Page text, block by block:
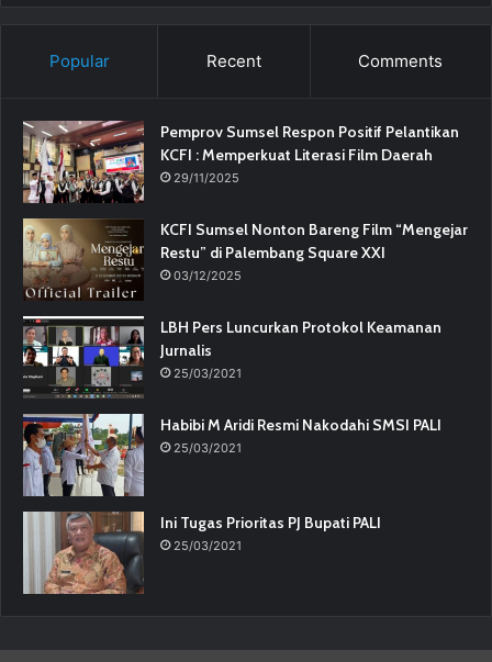
Popular Recent Comments
Pemprov Sumsel Respon Positif Pelantikan
KCFI : Memperkuat Literasi Film Daerah
29/11/2025
KCFI Sumsel Nonton Bareng Film “Mengejar
Restu” di Palembang Square XXI
03/12/2025
LBH Pers Luncurkan Protokol Keamanan
Jurnalis
25/03/2021
Habibi M Aridi Resmi Nakodahi SMSI PALI
25/03/2021
Ini Tugas Prioritas PJ Bupati PALI
25/03/2021